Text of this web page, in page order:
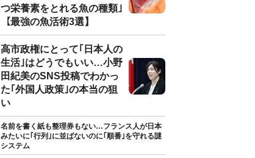
つ栄養素をとれる魚の種類｣
【最強の魚活術3選】
高市政権にとって｢日本人の
生活｣はどうでもいい…小野
田紀美のSNS投稿でわかっ
た｢外国人政策｣の本当の狙
い
名前を書く紙も整理券もない…フランス人が日本
みたいに｢行列｣に並ばないのに｢順番｣を守れる謎
システム